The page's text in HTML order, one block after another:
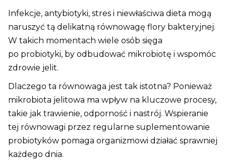
Infekcje, antybiotyki, stres i niewłaściwa dieta mogą
naruszyć tą delikatną równowagę flory bakteryjnej.
W takich momentach wiele osób sięga
po probiotyki, by odbudować mikrobiotę i wspomóc
zdrowie jelit.
Dlaczego ta równowaga jest tak istotna? Ponieważ
mikrobiota jelitowa ma wpływ na kluczowe procesy,
takie jak trawienie, odporność i nastrój. Wspieranie
tej równowagi przez regularne suplementowanie
probiotyków pomaga organizmowi działać sprawniej
każdego dnia.